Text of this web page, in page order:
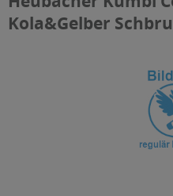
Kola&Gelber